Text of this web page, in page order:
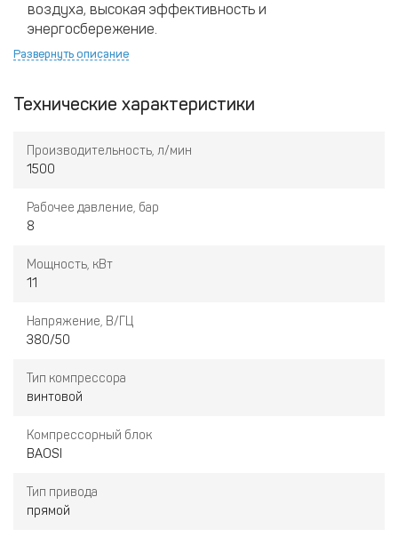
воздуха, высокая эффективность и
энергосбережение.
шума, низкая температура и долгий срок службы.
автоматического запуска и остановки при
нормальной работе без участия оператора.
Развернуть описание
Технические характеристики
Производительность, л/мин
1500
Рабочее давление, бар
8
Мощность, кВт
11
Напряжение, В/ГЦ
380/50
Тип компрессора
винтовой
Компрессорный блок
BAOSI
Тип привода
прямой